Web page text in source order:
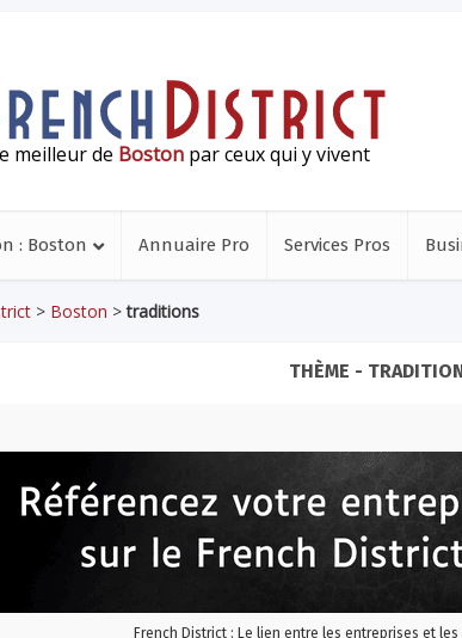
meilleur de Boston par ceux qui y vivent
: Boston Annuaire Pro Services Pros
> Boston >traditions
THÈME -
French District : Le lien entre les entreprises et